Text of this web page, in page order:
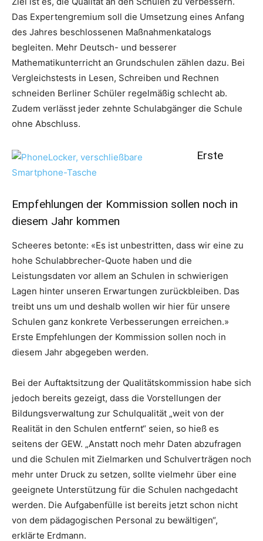
Das Expertengremium soll die Umsetzung eines Anfang
des Jahres beschlossenen Maßnahmenkatalogs
begleiten. Mehr Deutsch- und besserer
Mathematikunterricht an Grundschulen zählen dazu. Bei
Vergleichstests in Lesen, Schreiben und Rechnen
schneiden Berliner Schüler regelmäßig schlecht ab.
Zudem verlässt jeder zehnte Schulabgänger die Schule
ohne Abschluss.
Erste
Empfehlungen der Kommission sollen noch in
diesem Jahr kommen
Scheeres betonte: «Es ist unbestritten, dass wir eine zu
hohe Schulabbrecher-Quote haben und die
Leistungsdaten vor allem an Schulen in schwierigen
Lagen hinter unseren Erwartungen zurückbleiben. Das
treibt uns um und deshalb wollen wir hier für unsere
Schulen ganz konkrete Verbesserungen erreichen.»
Erste Empfehlungen der Kommission sollen noch in
diesem Jahr abgegeben werden.
Bei der Auftaktsitzung der Qualitätskommission habe sich
jedoch bereits gezeigt, dass die Vorstellungen der
Bildungsverwaltung zur Schulqualität „weit von der
Realität in den Schulen entfernt“ seien, so hieß es
seitens der GEW. „Anstatt noch mehr Daten abzufragen
und die Schulen mit Zielmarken und Schulverträgen noch
mehr unter Druck zu setzen, sollte vielmehr über eine
geeignete Unterstützung für die Schulen nachgedacht
werden. Die Aufgabenfülle ist bereits jetzt schon nicht
von dem pädagogischen Personal zu bewältigen“,
erklärte Erdmann.